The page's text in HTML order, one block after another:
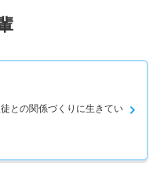
との関係づくりに生きてい